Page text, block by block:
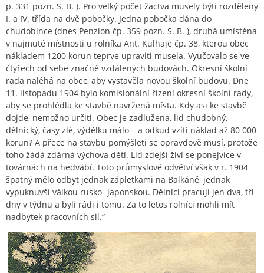
p. 331 pozn. S. B. ). Pro velký počet žactva musely býti rozděleny
I. a IV. třída na dvě pobočky. Jedna pobočka dána do
chudobince (dnes Penzion čp. 359 pozn. S. B. ), druhá umístěna
v najmuté místnosti u rolníka Ant. Kulhaje čp. 38, kterou obec
nákladem 1200 korun teprve upraviti musela. Vyučovalo se ve
čtyřech od sebe značně vzdálených budovách. Okresní školní
rada naléhá na obec, aby vystavěla novou školní budovu. Dne
11. listopadu 1904 bylo komisionální řízení okresní školní rady,
aby se prohlédla ke stavbě navržená místa. Kdy asi ke stavbě
dojde, nemožno určiti. Obec je zadlužena, lid chudobný,
dělnický, časy zlé, výdělku málo – a odkud vzíti náklad až 80 000
korun? A přece na stavbu pomýšleti se opravdově musí, protože
toho žádá zdárná výchova dětí. Lid zdejší živí se ponejvíce v
továrnách na hedvábí. Toto průmyslové odvětví však v r. 1904
špatný mělo odbyt jednak zápletkami na Balkáně, jednak
vypuknuvší válkou rusko- japonskou. Dělníci pracují jen dva, tři
dny v týdnu a byli rádi i tomu. Za to letos rolníci mohli mít
nadbytek pracovních sil.“